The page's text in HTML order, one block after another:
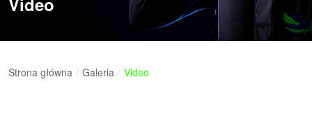
Strona główna / Galeria / Video